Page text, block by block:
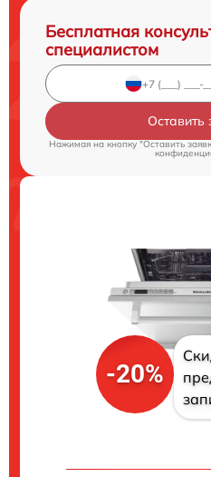
Бесплатная
специалистом
Оставить
Нажимая на кнопку "Оставить
-20%